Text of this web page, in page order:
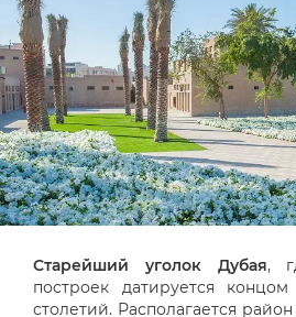
Старейший уголок Дубая,
построек датируется
столетий. Располагается